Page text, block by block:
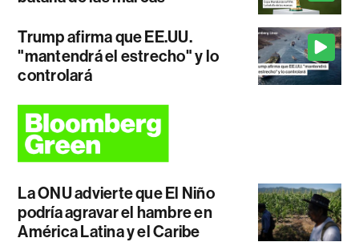
Trump afirma que EE.UU.
"mantendrá el estrecho" y lo
controlará
La ONU advierte que El Niño
podría agravar el hambre en
América Latina y el Caribe